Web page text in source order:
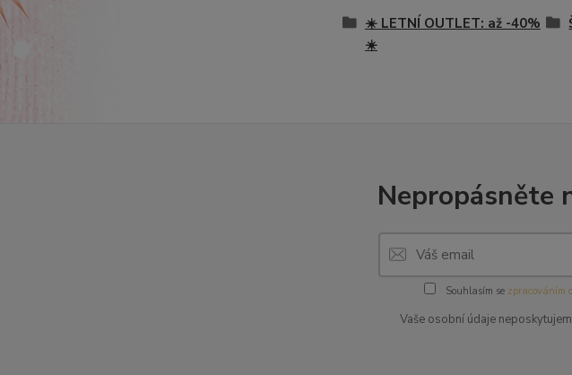
☀️ LETNÍ OUTLET: až -40%
☀️
Nepropásněte
Souhlasím se zpracováním
Vaše osobní údaje